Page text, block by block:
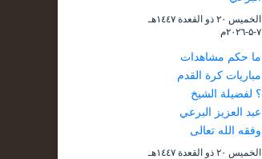
الخميس ۲۰ ذو القعدة ۱٤٤۷هـ
۷-۵-۲۰۲٦م
ما حكم مشاهدات
مباريات كرة القدم
؟ لفضيلة الشيخ
عبد العزيز البرعي
وفقه الله تعالى
الخميس ۲۰ ذو القعدة ۱٤٤۷هـ